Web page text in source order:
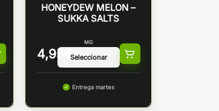
HONEYDEW MELON –
SUKKA SALTS
4,95 €
MG
Entrega martes